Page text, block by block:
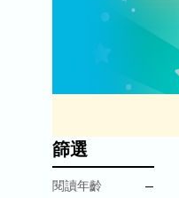
篩選
閱讀年齡